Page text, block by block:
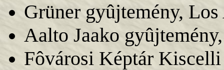
Grüner gyûjtemény, Los
Aalto Jaako
Fôvárosi Képtár